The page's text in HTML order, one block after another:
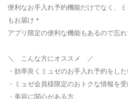
便利なお手入れ予約機能だけでなく、
もお届け＊
アプリ限定の便利な機能もあるので忘
＼ こんな方にオススメ ／
・効率良くミュゼのお手入れ予約をし
・ミュゼ会員様限定のおトクな情報を
・美容に関心がある方